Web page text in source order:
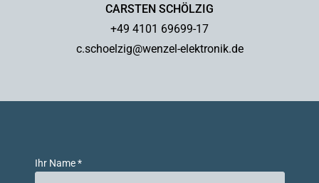
CARSTEN SCHÖLZIG
+49 4101 69699-17
c.schoelzig@wenzel-elektronik.de
Ihr Name *